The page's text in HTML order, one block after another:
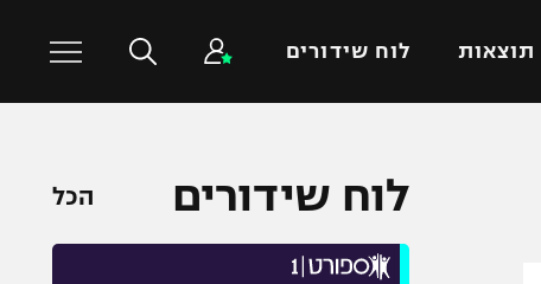
תוצאות לוח שידורים
כדורסל עולמילוח שידורים הכל